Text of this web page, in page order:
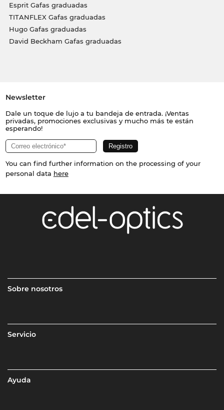
Esprit Gafas graduadas
TITANFLEX Gafas graduadas
Hugo Gafas graduadas
David Beckham Gafas graduadas
Newsletter
Dale un toque de lujo a tu bandeja de entrada. ¡Ventas
privadas, promociones exclusivas y mucho más te están
esperando!
You can find further information on the processing of your
personal data here
Sobre nosotros
Servicio
Ayuda